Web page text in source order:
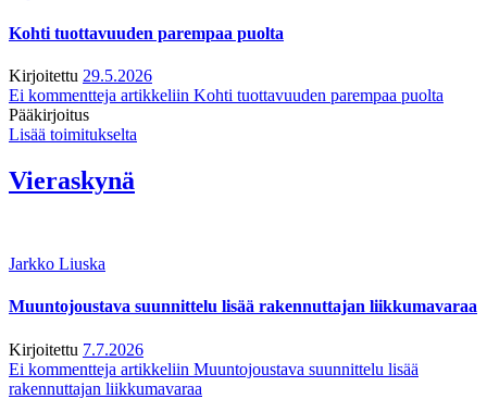
Kohti tuottavuuden parempaa puolta
Kirjoitettu 29.5.2026
Ei kommentteja artikkeliin Kohti tuottavuuden parempaa puolta
Pääkirjoitus
Lisää toimitukselta
Vieraskynä
Jarkko Liuska
Muuntojoustava suunnittelu lisää rakennuttajan liikkumavaraa
Kirjoitettu 7.7.2026
Ei kommentteja artikkeliin Muuntojoustava suunnittelu lisää
rakennuttajan liikkumavaraa